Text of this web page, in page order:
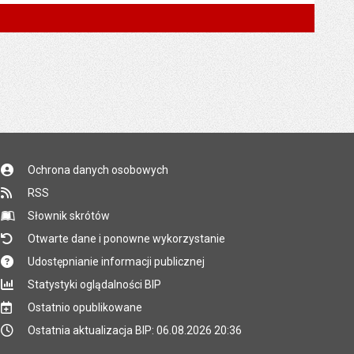
Ochrona danych osobowych
RSS
Słownik skrótów
Otwarte dane i ponowne wykorzystanie
Udostępnianie informacji publicznej
Statystyki oglądalności BIP
Ostatnio opublikowane
Ostatnia aktualizacja BIP: 06.08.2026 20:36